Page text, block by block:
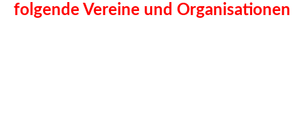
folgende Vereine und Organisationen